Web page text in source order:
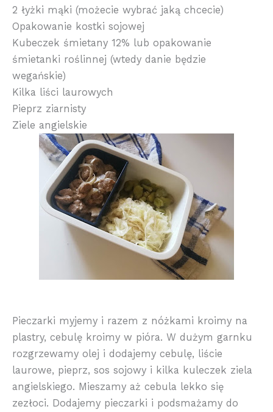
2 łyżki mąki (możecie wybrać jaką chcecie)
Opakowanie kostki sojowej
Kubeczek śmietany 12% lub opakowanie
śmietanki roślinnej (wtedy danie będzie
wegańskie)
Kilka liści laurowych
Pieprz ziarnisty
Ziele angielskie
Pieczarki myjemy i razem z nóżkami kroimy na
plastry, cebulę kroimy w pióra. W dużym garnku
rozgrzewamy olej i dodajemy cebulę, liście
laurowe, pieprz, sos sojowy i kilka kuleczek ziela
angielskiego. Mieszamy aż cebula lekko się
zezłoci. Dodajemy pieczarki i podsmażamy do